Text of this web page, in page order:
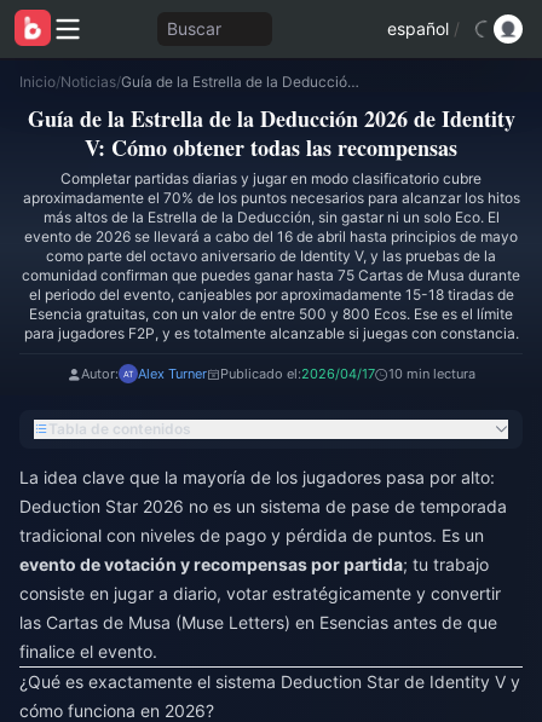
Buscar español /
Inicio/Noticias/ Guía de la Estrella de la Deducción 2026 de Identity V: Cómo obtener todas las recompensas
Guía de la Estrella de la Deducción 2026 de Identity
V: Cómo obtener todas las recompensas
Completar partidas diarias y jugar en modo clasificatorio cubre
aproximadamente el 70% de los puntos necesarios para alcanzar los hitos
más altos de la Estrella de la Deducción, sin gastar ni un solo Eco. El
evento de 2026 se llevará a cabo del 16 de abril hasta principios de mayo
como parte del octavo aniversario de Identity V, y las pruebas de la
comunidad confirman que puedes ganar hasta 75 Cartas de Musa durante
el periodo del evento, canjeables por aproximadamente 15-18 tiradas de
Esencia gratuitas, con un valor de entre 500 y 800 Ecos. Ese es el límite
para jugadores F2P, y es totalmente alcanzable si juegas con constancia.
Autor: Alex Turner Publicado el:2026/04/17 10 min lectura
Tabla de contenidos
La idea clave que la mayoría de los jugadores pasa por alto:
Deduction Star 2026 no es un sistema de pase de temporada
tradicional con niveles de pago y pérdida de puntos. Es un
evento de votación y recompensas por partida; tu trabajo
consiste en jugar a diario, votar estratégicamente y convertir
las Cartas de Musa (Muse Letters) en Esencias antes de que
finalice el evento.
¿Qué es exactamente el sistema Deduction Star de Identity V y
cómo funciona en 2026?